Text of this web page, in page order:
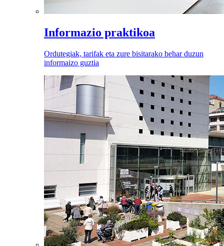
Informazio praktikoa
Ordutegiak, tarifak eta zure bisitarako behar duzun
informaizo guztia